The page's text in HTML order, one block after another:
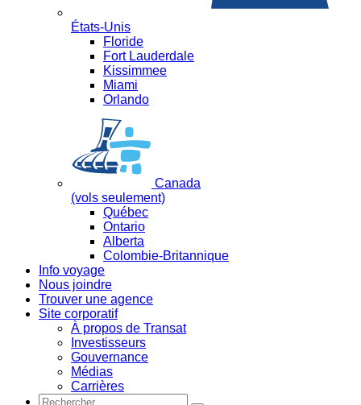
États-Unis
Floride
Fort Lauderdale
Kissimmee
Miami
Orlando
Canada
(vols seulement)
Québec
Ontario
Alberta
Colombie-Britannique
Info voyage
Nous joindre
Trouver une agence
Site corporatif
À propos de Transat
Investisseurs
Gouvernance
Médias
Carrières